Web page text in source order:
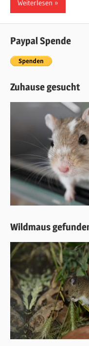
Weiterlesen
Paypal Spende
Zuhause gesucht
Wildmaus